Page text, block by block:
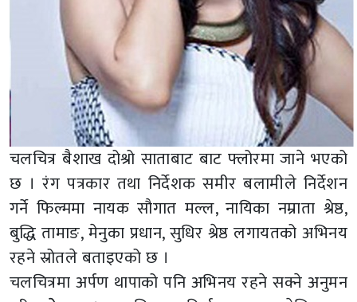
चलचित्र बैशाख दोश्रो साताबाट बाट फ्लोरमा जाने भएको
छ । रंग पत्रकार तथा निर्देशक समीर बलामीले निर्देशन
गर्ने फिल्ममा नायक सौगात मल्ल, नायिका नम्राता श्रेष्ठ,
बुद्धि तामाङ, मेनुका प्रधान, सुधिर श्रेष्ठ लगायतको अभिनय
रहने स्रोतले बताइएको छ ।
चलचित्रमा अर्पण थापाको पनि अभिनय रहने सक्ने अनुमन